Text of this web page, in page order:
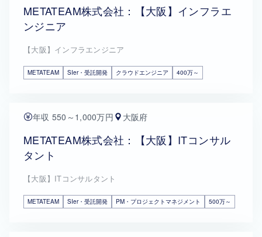
METATEAM株式会社：【大阪】インフラエ
ンジニア
【大阪】インフラエンジニア
METATEAM SIer・受託開発 クラウドエンジニア 400万～
年収 550～1,000万円 大阪府
METATEAM株式会社：【大阪】ITコンサル
タント
【大阪】ITコンサルタント
METATEAM SIer・受託開発 PM・プロジェクトマネジメント 500万～